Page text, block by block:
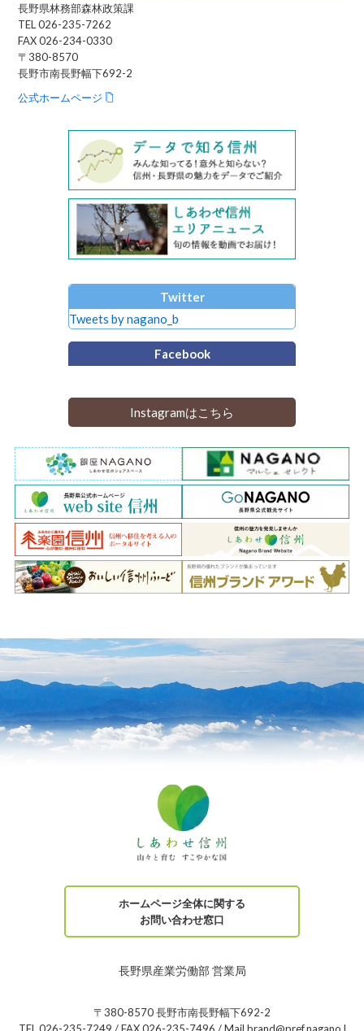
長野県林務部森林政策課
TEL 026-235-7262
FAX 026-234-0330
〒380-8570
長野市南長野幅下692-2
公式ホームページ
Twitter
Tweets by nagano_b
Facebook
Instagramはこちら
ホームページ全体に関する
お問い合わせ窓口
長野県産業労働部 営業局
〒380-8570 長野市南長野幅下692-2
TEL 026-235-7249 / FAX 026-235-7496 / Mail brand@pref.nagano.l